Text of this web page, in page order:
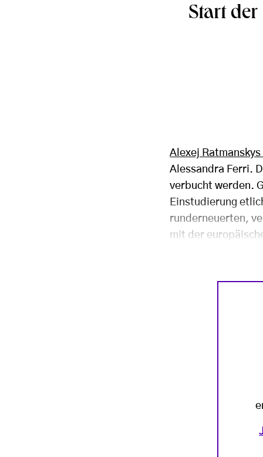
Start
Alexej
Alessandra Ferri.
verbucht werden.
Einstudierung
runderneuerten,
mit der